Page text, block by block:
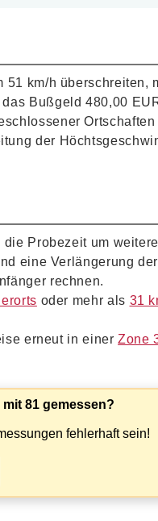
km/h überschreiten,
Bußgeld 480,00
der
Probezeit um
eine Verlängerung
rechnen.
oder mehr als 31
erneut in einerZone
81 gemessen?
fehlerhaft sein!